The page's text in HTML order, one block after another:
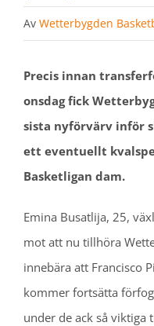
Av Wetterbygden
Precis innan
onsdag fick
sista nyförvärv inför
ett eventuellt
Basketligan dam.
Emina Busatlija, 25,
mot att nu tillhöra
innebära att Francisco
kommer fortsätta
under de ack så viktiga